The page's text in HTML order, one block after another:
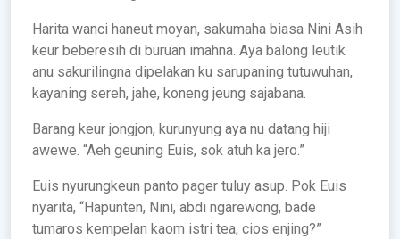
Harita wanci haneut moyan, sakumaha biasa Nini Asih
keur beberesih di buruan imahna. Aya balong leutik
anu sakurilingna dipelakan ku sarupaning tutuwuhan,
kayaning sereh, jahe, koneng jeung sajabana.
Barang keur jongjon, kurunyung aya nu datang hiji
awewe. “Aeh geuning Euis, sok atuh ka jero.”
Euis nyurungkeun panto pager tuluy asup. Pok Euis
nyarita, “Hapunten, Nini, abdi ngarewong, bade
tumaros kempelan kaom istri tea, cios enjing?”